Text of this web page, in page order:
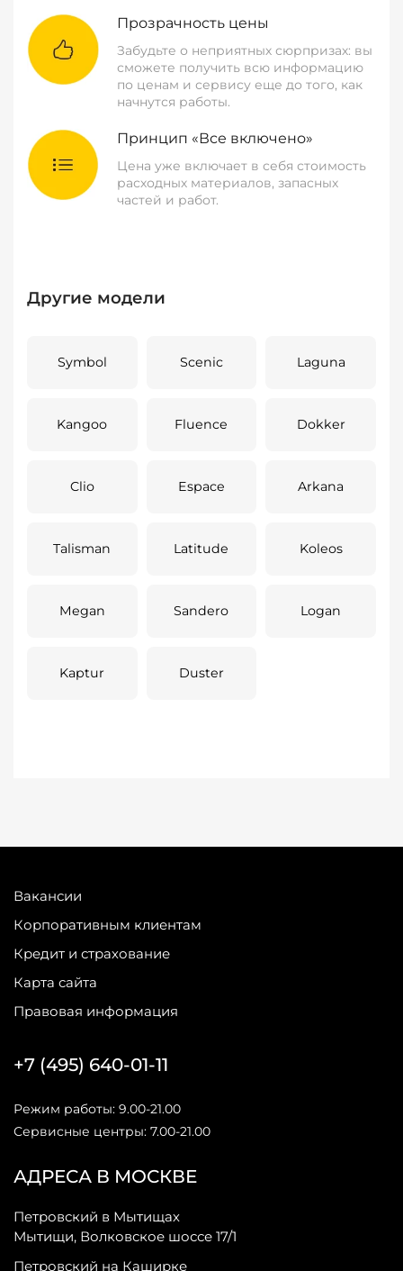
Прозрачность цены
Забудьте о неприятных сюрпризах: вы
сможете получить всю информацию
по ценам и сервису еще до того, как
начнутся работы.
Принцип «Все включено»
Цена уже включает в себя стоимость
расходных материалов, запасных
частей и работ.
Другие модели
Symbol Scenic Laguna
Kangoo Fluence Dokker
Clio Espace Arkana
Talisman Latitude Koleos
Megan Sandero Logan
Kaptur Duster
Вакансии
Корпоративным клиентам
Кредит и страхование
Карта сайта
Правовая информация
АДРЕСА В МОСКВЕ
Петровский в Мытищах
Мытищи, Волковское шоссе 17/1
Петровский на Каширке
+7 (495) 640-01-11
Режим работы: 9.00-21.00
Сервисные центры: 7.00-21.00